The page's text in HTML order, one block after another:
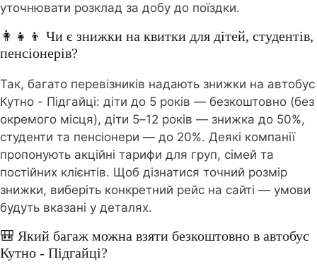
уточнювати розклад за добу до поїздки.
👩‍👧‍👦 Чи є знижки на квитки для дітей, студентів,
пенсіонерів?
Так, багато перевізників надають знижки на автобус
Кутно - Підгайці: діти до 5 років — безкоштовно (без
окремого місця), діти 5–12 років — знижка до 50%,
студенти та пенсіонери — до 20%. Деякі компанії
пропонують акційні тарифи для груп, сімей та
постійних клієнтів. Щоб дізнатися точний розмір
знижки, виберіть конкретний рейс на сайті — умови
будуть вказані у деталях.
🎒 Який багаж можна взяти безкоштовно в автобус
Кутно - Підгайці?